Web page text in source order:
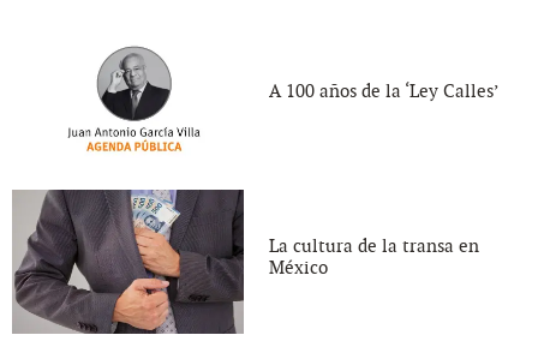
A 100 años de la ‘Ley Calles’
La cultura de la transa en
México